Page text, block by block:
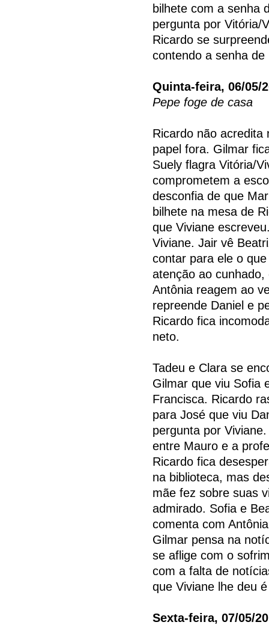
bilhete com a senha
pergunta por Vitória/
Ricardo se
contendo a senha de
Quinta-feira, 06/05/
Pepe foge de casa
Ricardo não acredita
papel fora. Gilmar
Suely flagra Vitória/
comprometem a
desconfia de que
bilhete na mesa de
que Viviane
Viviane. Jair vê
contar para ele o
atenção ao
Antônia reagem ao
repreende Daniel e
Ricardo fica
neto.
Tadeu e Clara se
Gilmar que viu Sofia
Francisca. Ricardo
para José que viu
pergunta por
entre Mauro e a
Ricardo fica
na biblioteca, mas
mãe fez sobre suas
admirado. Sofia e
comenta com
Gilmar pensa na
se aflige com o
com a falta de
que Viviane lhe deu
Sexta-feira, 07/05/